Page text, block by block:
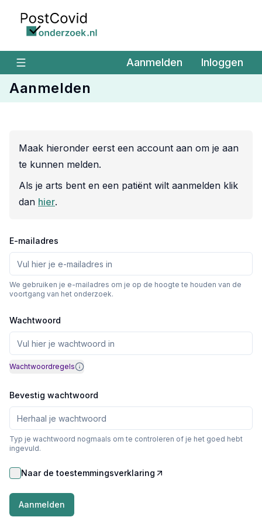
Ga naar de hoofdinhoud
Aanmelden Inloggen
Aanmelden
Maak hieronder eerst een account aan om je aan
te kunnen melden.
Als je arts bent en een patiënt wilt aanmelden klik
dan hier.
E-mailadres
We gebruiken je e-mailadres om je op de hoogte te houden van de
voortgang van het onderzoek.
Wachtwoord
Wachtwoordregels
Bevestig wachtwoord
Typ je wachtwoord nogmaals om te controleren of je het goed hebt
ingevuld.
Info
check
Naar de toestemmingsverklaring
Aanmelden